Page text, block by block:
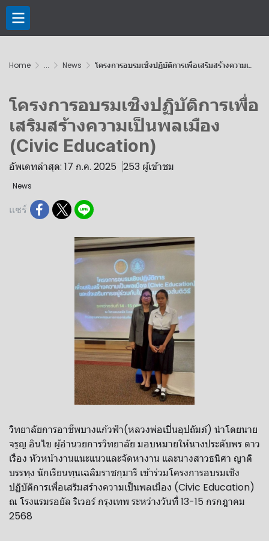
Home ... News โครงการอบรมเชิงปฏิบัติการเพื่อเสริมสร้างความเป็นพลเมือง (Civic Education)
โครงการอบรมเชิงปฏิบัติการเพื่อ
เสริมสร้างความเป็นพลเมือง
(Civic Education)
อัพเดทล่าสุด: 17 ก.ค. 2025 253 ผู้เข้าชม
News
แชร์
วิทยาลัยการอาชีพบางแก้วฟ้า(หลวงพ่อเปิ่นอุปถัมภ์) นำโดยนาย
จรูญ อินไข ผู้อำนวยการวิทยาลัย มอบหมายให้นางประดับพร ดาว
เรือง หัวหน้างานแนะแนวและจัดหางาน และนางสาวธนิศา ญาติ
บรรทุง นักเรียนทุนเฉลิมราชกุมารี เข้าร่วมโครงการอบรมเชิง
ปฏิบัติการเพื่อเสริมสร้างความเป็นพลเมือง (Civic Education)
ณ โรงแรมรอยัล ริเวอร์ กรุงเทพ ระหว่างวันที่ 13-15 กรกฎาคม
2568